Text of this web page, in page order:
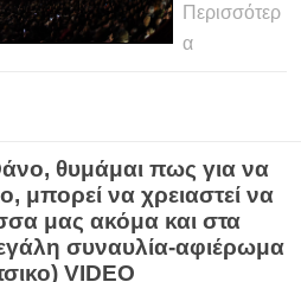
Περισσότερ
α
θυμάμαι πως για να
μπορεί να χρειαστεί να
μας ακόμα και στα
συναυλία-αφιέρωμα
VIDEO